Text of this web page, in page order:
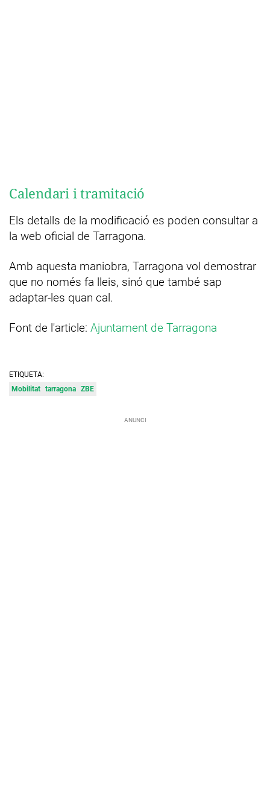
Calendari i tramitació
Els detalls de la modificació es poden consultar a
la web oficial de Tarragona.
Amb aquesta maniobra, Tarragona vol demostrar
que no només fa lleis, sinó que també sap
adaptar-les quan cal.
Font de l'article: Ajuntament de Tarragona
ETIQUETA:
Mobilitat tarragona ZBE